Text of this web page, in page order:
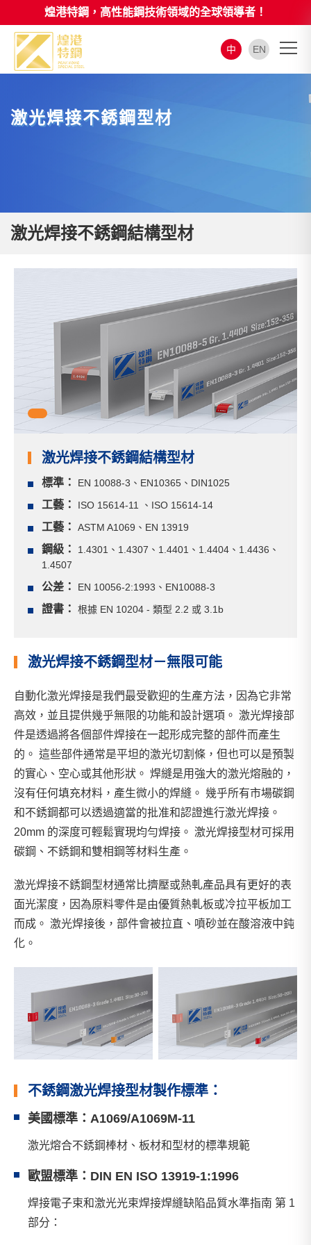
煌港特鋼，高性能鋼技術領域的全球領導者！
中 EN
激光焊接不銹鋼型材
激光焊接不銹鋼結構型材
激光焊接不銹鋼結構型材
標準： EN 10088-3、EN10365、DIN1025
工藝： ISO 15614-11 、ISO 15614-14
工藝： ASTM A1069、EN 13919
鋼級：
1.4301、1.4307、1.4401、1.4404、1.4436、
1.4507
公差： EN 10056-2:1993、EN10088-3
證書： 根據 EN 10204 - 類型 2.2 或 3.1b
激光焊接不銹鋼型材－無限可能
自動化激光焊接是我們最受歡迎的生產方法，因為它非常
高效，並且提供幾乎無限的功能和設計選項。 激光焊接部
件是透過將各個部件焊接在一起形成完整的部件而產生
的。 這些部件通常是平坦的激光切割條，但也可以是預製
的實心、空心或其他形狀。 焊縫是用強大的激光熔融的，
沒有任何填充材料，產生微小的焊縫。 幾乎所有市場碳鋼
和不銹鋼都可以透過適當的批准和認證進行激光焊接。
20mm 的深度可輕鬆實現均勻焊接。 激光焊接型材可採用
碳鋼、不銹鋼和雙相鋼等材料生產。
激光焊接不銹鋼型材通常比擠壓或熱軋產品具有更好的表
面光潔度，因為原料零件是由優質熱軋板或冷拉平板加工
而成。 激光焊接後，部件會被拉直、噴砂並在酸溶液中鈍
化。
不銹鋼激光焊接型材製作標準：
美國標準：A1069/A1069M-11
激光熔合不銹鋼棒材、板材和型材的標準規範
歐盟標準：DIN EN ISO 13919-1:1996
焊接電子束和激光光束焊接焊縫缺陷品質水準指南 第 1
部分：